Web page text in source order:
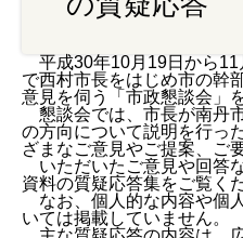
平成30年10月19日から11
で西村市長をはじめ市の幹
意見を伺う「市政懇談会」
懇談会では、市長が南丹
の方向について説明を行っ
ざまなご意見やご提案、ご
いただいたご意見や回答
資料の質疑応答集をご覧く
なお、個人的な内容や個
いては掲載していません。